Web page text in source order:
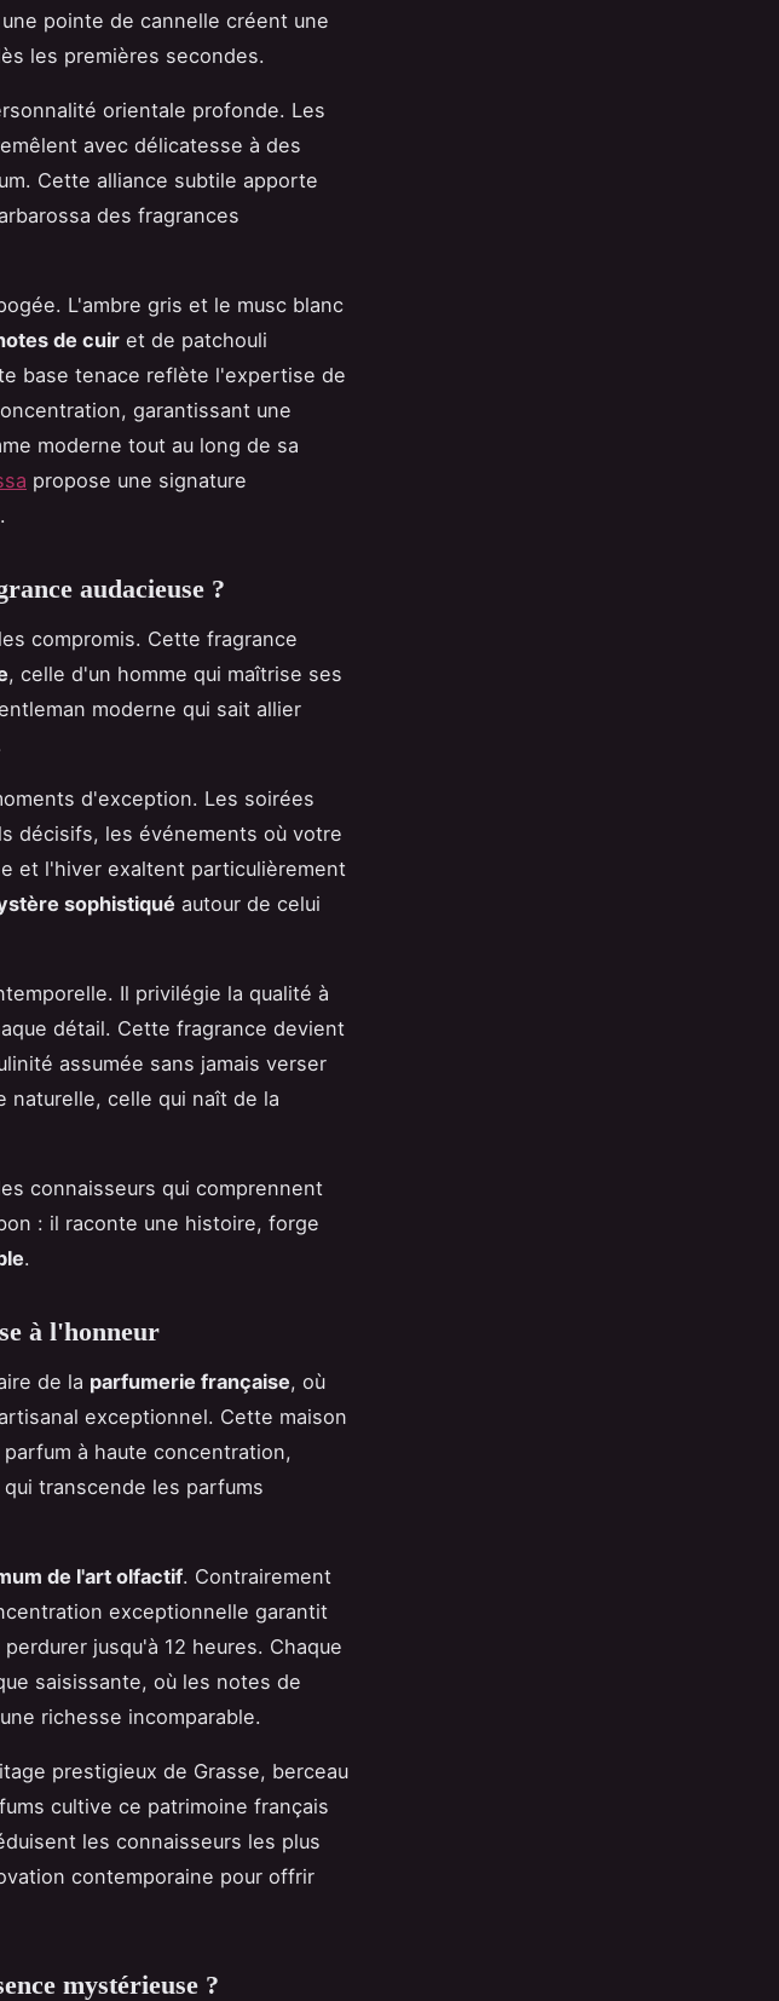
pointe de cannelle créent une
les premières secondes.
orientale profonde. Les
avec délicatesse à des
Cette alliance subtile apporte
des fragrances
L'ambre gris et le musc blanc
de cuir et de patchouli
base tenace reflète l'expertise de
garantissant une
moderne tout au long de sa
propose une signature
audacieuse ?
compromis. Cette fragrance
, celle d'un homme qui maîtrise ses
moderne qui sait allier
d'exception. Les soirées
décisifs, les événements où votre
et l'hiver exaltent particulièrement
sophistiqué autour de celui
Il privilégie la qualité à
détail. Cette fragrance devient
assumée sans jamais verser
naturelle, celle qui naît de la
connaisseurs qui comprennent
: il raconte une histoire, forge
.
à l'honneur
de la parfumerie française, où
exceptionnel. Cette maison
à haute concentration,
transcende les parfums
de l'art olfactif. Contrairement
exceptionnelle garantit
jusqu'à 12 heures. Chaque
saisissante, où les notes de
richesse incomparable.
prestigieux de Grasse, berceau
cultive ce patrimoine français
les connaisseurs les plus
contemporaine pour offrir
mystérieuse ?